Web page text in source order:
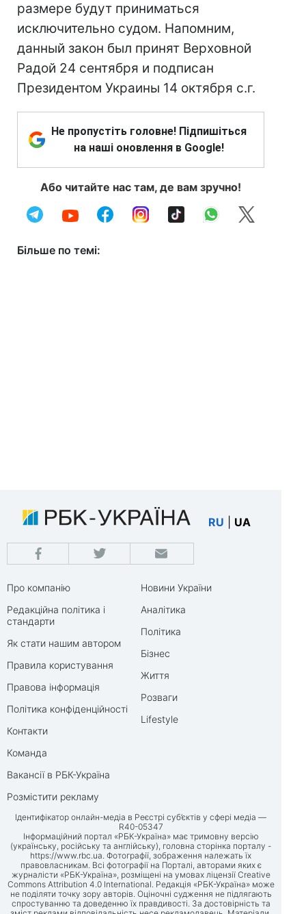
размере будут приниматься
исключительно судом. Напомним,
данный закон был принят Верховной
Радой 24 сентября и подписан
Президентом Украины 14 октября с.г.
Не пропустіть головне! Підпишіться
на наші оновлення в Google!
Або читайте нас там, де вам зручно!
Більше по темі:
RU UA
Про компанію
Редакційна політика і
стандарти
Як стати нашим автором
Правила користування
Правова інформація
Політика конфіденційності
Контакти
Команда
Вакансії в РБК-Україна
Розмістити рекламу
Новини України
Аналітика
Політика
Бізнес
Життя
Розваги
Lifestyle
Ідентифікатор онлайн-медіа в Реєстрі суб’єктів у сфері медіа —
R40-05347
Інформаційний портал «РБК-Україна» має тримовну версію
(українську, російську та англійську), головна сторінка порталу -
https://www.rbc.ua. Фотографії, зображення належать їх
правовласникам. Всі фотографії на Порталі, авторами яких є
журналісти «РБК-Україна», розміщені на умовах ліцензії Creative
Commons Attribution 4.0 International. Редакція «РБК-Україна» може
не поділяти точку зору авторів. Оціночні судження не підлягають
спростуванню та доведенню їх правдивості. За достовірність та